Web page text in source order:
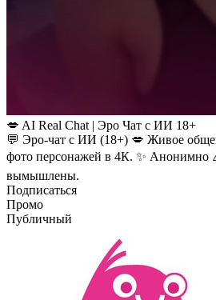
💋 AI Real Chat | Эро Чат с ИИ 18+
💬 Эро-чат с ИИ (18+) 💋 Живое
фото персонажей в 4К. ✨ Анонимно
вымышлены.
Подписаться
Промо
Публичный